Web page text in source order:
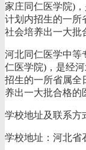
家庄同仁医学院)
计划内招生的一所
社会培养出一大批
河北同仁医学中等
仁医学院)，是经
招生的一所省属全
养出一大批合格的
学校地址及联系方
学校地址：河北省